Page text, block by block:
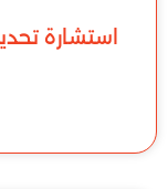
استشارة